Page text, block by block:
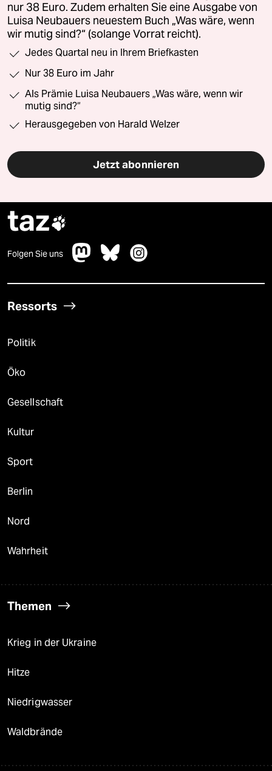
nur 38 Euro. Zudem erhalten Sie eine Ausgabe von
Luisa Neubauers neuestem Buch „Was wäre, wenn
wir mutig sind?“ (solange Vorrat reicht).
Jedes Quartal neu in Ihrem Briefkasten
Nur 38 Euro im Jahr
Als Prämie Luisa Neubauers „Was wäre, wenn wir
mutig sind?“
Herausgegeben von Harald Welzer
Jetzt abonnieren
taz
Folgen Sie uns
Ressorts
Politik
Öko
Gesellschaft
Kultur
Sport
Berlin
Nord
Wahrheit
Themen
Krieg in der Ukraine
Hitze
Niedrigwasser
Waldbrände